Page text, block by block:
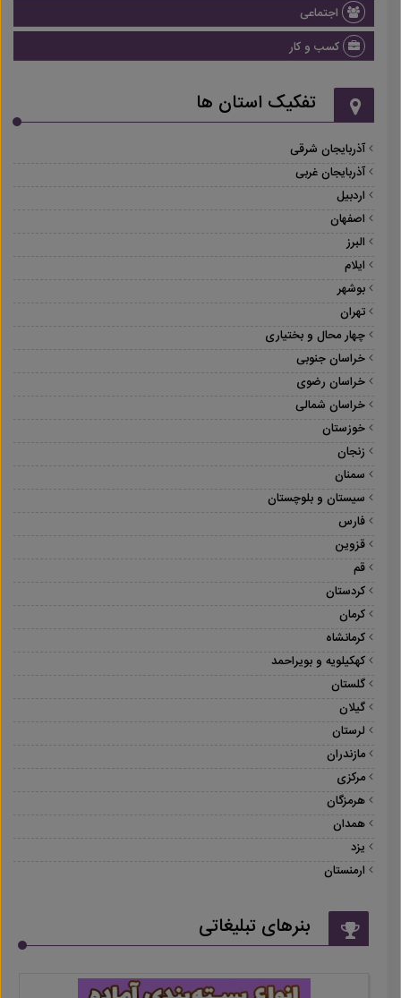
اجتماعی
کسب و کار
تفکیک استان ها
آذربایجان شرقی
آذربایجان غربی
اردبیل
اصفهان
البرز
ایلام
بوشهر
تهران
چهار محال و بختیاری
خراسان جنوبی
خراسان رضوی
خراسان شمالی
خوزستان
زنجان
سمنان
سیستان و بلوچستان
فارس
قزوین
قم
کردستان
کرمان
کرمانشاه
کهکیلویه و بویراحمد
گلستان
گیلان
لرستان
مازندران
مرکزی
هرمزگان
همدان
یزد
ارمنستان
بنرهای تبلیغاتی